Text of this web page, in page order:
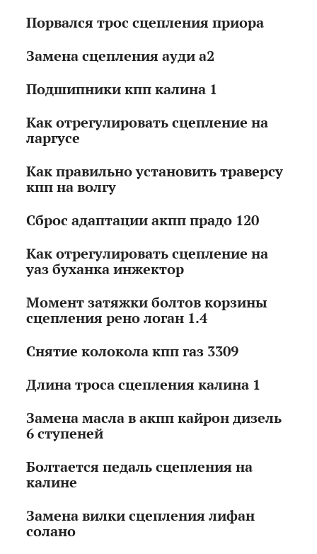
Порвался трос сцепления приора
Замена сцепления ауди а2
Подшипники кпп калина 1
Как отрегулировать сцепление на
ларгусе
Как правильно установить траверсу
кпп на волгу
Сброс адаптации акпп прадо 120
Как отрегулировать сцепление на
уаз буханка инжектор
Момент затяжки болтов корзины
сцепления рено логан 1.4
Снятие колокола кпп газ 3309
Длина троса сцепления калина 1
Замена масла в акпп кайрон дизель
6 ступеней
Болтается педаль сцепления на
калине
Замена вилки сцепления лифан
солано